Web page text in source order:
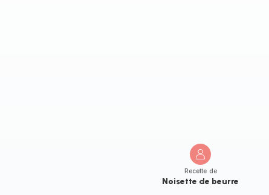
Recette de
Noisette de beurre